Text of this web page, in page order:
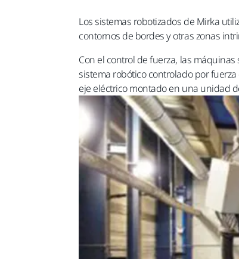
Los sistemas robotizados de Mirka
contornos de bordes y otras zonas
Con el control de fuerza, las
sistema robótico controlado por
eje eléctrico montado en una unidad